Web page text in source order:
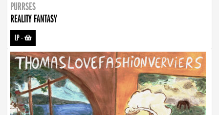
PURRSES
REALITY FANTASY
LP-